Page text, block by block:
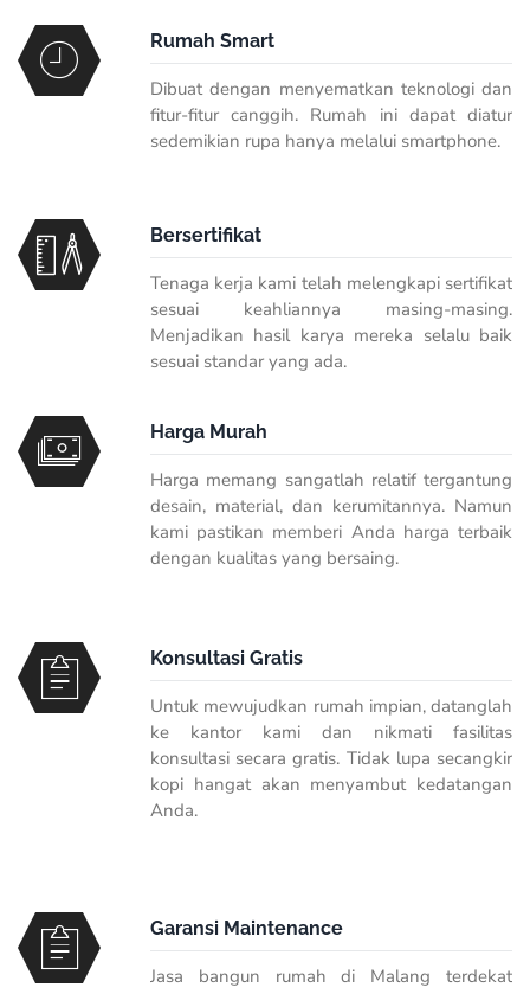
Rumah Smart
Dibuat dengan menyematkan teknologi dan
fitur-fitur canggih. Rumah ini dapat diatur
sedemikian rupa hanya melalui smartphone.
Bersertifikat
Tenaga kerja kami telah melengkapi sertifikat
sesuai keahliannya masing-masing.
Menjadikan hasil karya mereka selalu baik
sesuai standar yang ada.
Harga Murah
Harga memang sangatlah relatif tergantung
desain, material, dan kerumitannya. Namun
kami pastikan memberi Anda harga terbaik
dengan kualitas yang bersaing.
Konsultasi Gratis
Untuk mewujudkan rumah impian, datanglah
ke kantor kami dan nikmati fasilitas
konsultasi secara gratis. Tidak lupa secangkir
kopi hangat akan menyambut kedatangan
Anda.
Garansi Maintenance
Jasa bangun rumah di Malang terdekat